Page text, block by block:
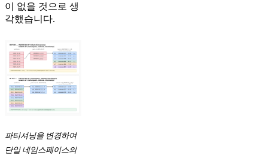
이 없을 것으로 생
각했습니다.
파티셔닝을 변경하여
단일 네임스페이스의